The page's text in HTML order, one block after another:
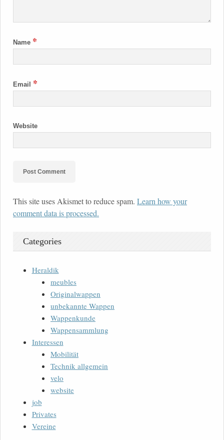
Name *
Email *
Website
This site uses Akismet to reduce spam. Learn how your
comment data is processed.
Categories
Heraldik
meubles
Originalwappen
unbekannte Wappen
Wappenkunde
Wappensammlung
Interessen
Mobilität
Technik allgemein
velo
website
job
Privates
Vereine